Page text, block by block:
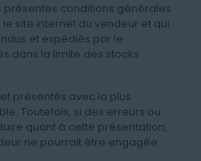
présentes conditions générales
site internet du vendeur et qui
et expédiés par le
dans la limite des stocks
présentés avec la plus
Toutefois, si des erreurs ou
quant à cette présentation,
ne pourrait être engagée.